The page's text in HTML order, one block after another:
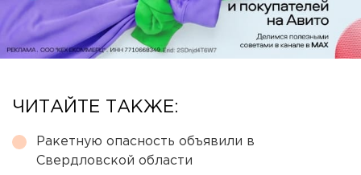
ЧИТАЙТЕ ТАКЖЕ:
Ракетную опасность объявили в
Свердловской области